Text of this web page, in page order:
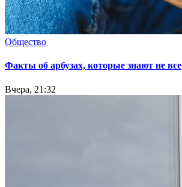
Общество
Факты об арбузах, которые знают не все
Вчера, 21:32